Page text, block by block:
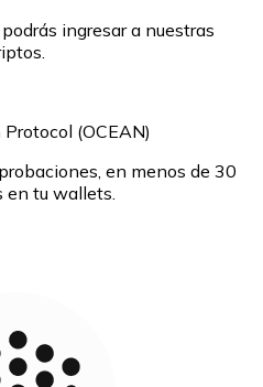
ingresar a nuestras
(OCEAN)
en menos de 30
en tu wallets.